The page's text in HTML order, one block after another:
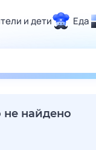
и дети Еда
Развлечения и отдых
Спорт
не найдено